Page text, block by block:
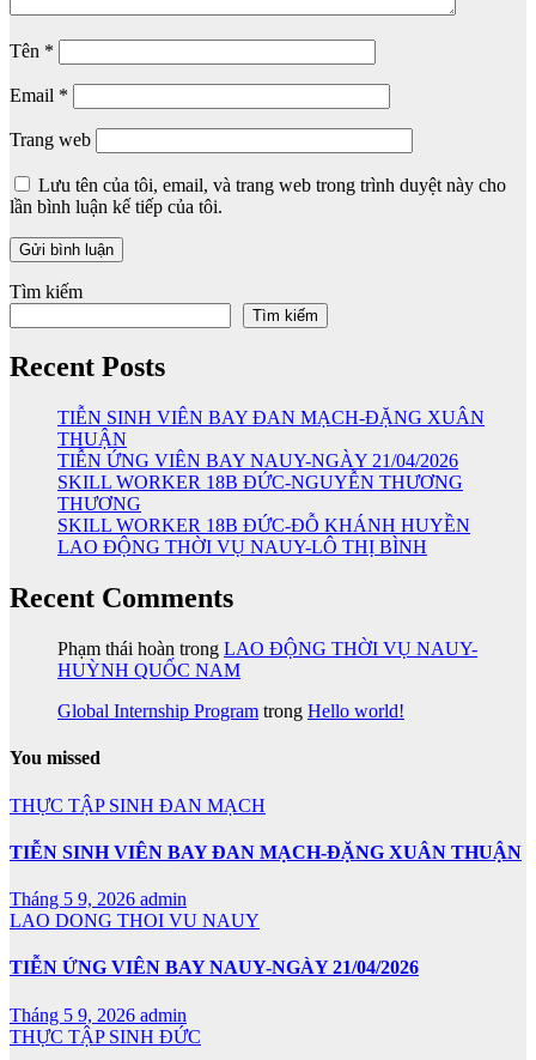
Tên *
Email *
Trang web
Lưu tên của tôi, email, và trang web trong trình duyệt này cho
lần bình luận kế tiếp của tôi.
Tìm kiếm
Tìm kiếm
Recent Posts
TIỄN SINH VIÊN BAY ĐAN MẠCH-ĐẶNG XUÂN
THUẬN
TIỄN ỨNG VIÊN BAY NAUY-NGÀY 21/04/2026
SKILL WORKER 18B ĐỨC-NGUYỄN THƯƠNG
THƯƠNG
SKILL WORKER 18B ĐỨC-ĐỖ KHÁNH HUYỀN
LAO ĐỘNG THỜI VỤ NAUY-LÔ THỊ BÌNH
Recent Comments
Phạm thái hoàn trong LAO ĐỘNG THỜI VỤ NAUY-
HUỲNH QUỐC NAM
Global Internship Program trong Hello world!
You missed
THỰC TẬP SINH ĐAN MẠCH
TIỄN SINH VIÊN BAY ĐAN MẠCH-ĐẶNG XUÂN THUẬN
Tháng 5 9, 2026 admin
LAO DONG THOI VU NAUY
TIỄN ỨNG VIÊN BAY NAUY-NGÀY 21/04/2026
Tháng 5 9, 2026 admin
THỰC TẬP SINH ĐỨC